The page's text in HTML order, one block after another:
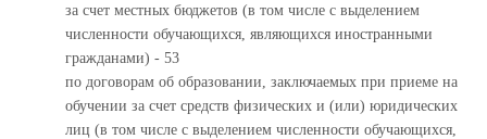
за счет местных бюджетов (в том числе с выделением
численности обучающихся, являющихся иностранными
гражданами) - 53
по договорам об образовании, заключаемых при приеме на
обучении за счет средств физических и (или) юридических
лиц (в том числе с выделением численности обучающихся,